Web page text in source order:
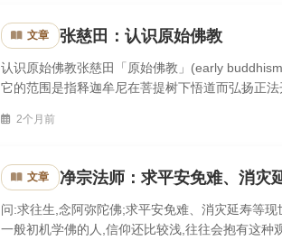
文章 张慈田：认识原始佛教
认识原始佛教张慈田「原始佛教」(early
它的范围是指释迦牟尼在菩提树下悟道而弘扬正
2个月前
文章 净宗法师：求平安免难、消灾
问:求往生,念阿弥陀佛;求平安免难、消灾延寿等
一般初机学佛的人,信仰还比较浅,往往会抱有这种